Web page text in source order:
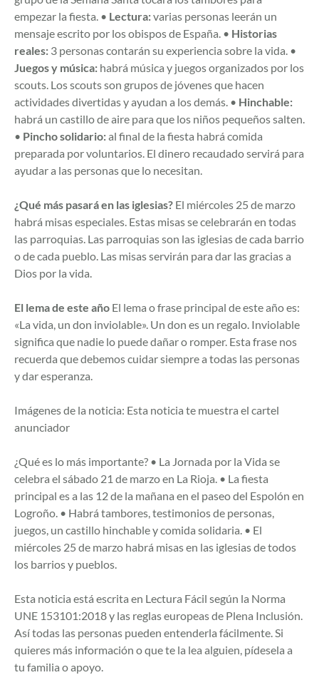
empezar la fiesta. • Lectura:varias personas leerán un
mensaje escrito por los obispos de España. • Historias
reales: 3 personas contarán su experiencia sobre la vida. •
Juegos y música: habrá música y juegos organizados por los
scouts. Los scouts son grupos de jóvenes que hacen
actividades divertidas y ayudan a los demás. • Hinchable:
habrá un castillo de aire para que los niños pequeños salten.
• Pincho solidario:al final de la fiesta habrá comida
preparada por voluntarios. El dinero recaudado servirá para
ayudar a las personas que lo necesitan.
¿Qué más pasará en las iglesias? El miércoles 25 de marzo
habrá misas especiales. Estas misas se celebrarán en todas
las parroquias. Las parroquias son las iglesias de cada barrio
o de cada pueblo. Las misas servirán para dar las gracias a
Dios por la vida.
El lema de este año El lema o frase principal de este año es:
«La vida, un don inviolable». Un don es un regalo. Inviolable
significa que nadie lo puede dañar o romper. Esta frase nos
recuerda que debemos cuidar siempre a todas las personas
y dar esperanza.
Imágenes de la noticia: Esta noticia te muestra el cartel
anunciador
¿Qué es lo más importante? • La Jornada por la Vida se
celebra el sábado 21 de marzo en La Rioja. • La fiesta
principal es a las 12 de la mañana en el paseo del Espolón en
Logroño. • Habrá tambores, testimonios de personas,
juegos, un castillo hinchable y comida solidaria. • El
miércoles 25 de marzo habrá misas en las iglesias de todos
los barrios y pueblos.
Esta noticia está escrita en Lectura Fácil según la Norma
UNE 153101:2018 y las reglas europeas de Plena Inclusión.
Así todas las personas pueden entenderla fácilmente. Si
quieres más información o que te la lea alguien, pídesela a
tu familia o apoyo.